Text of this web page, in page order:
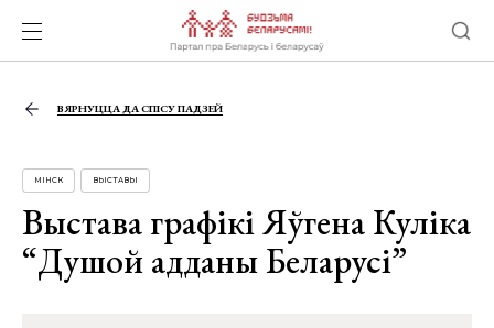
ВЯРНУЦЦА ДА СПІСУ ПАДЗЕЙ
МІНСК ВЫСТАВЫ
Выстава графікі Яўгена Куліка
“Душой адданы Беларусі”